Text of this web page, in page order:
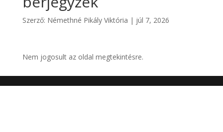
Szerző: Némethné Pikály Viktória | júl 7, 2026
Nem jogosult az oldal megtekintésre.